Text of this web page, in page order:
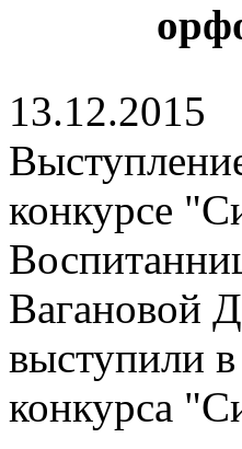
13.12.2015
конкурсе
Вагановой
выступили
конкурса